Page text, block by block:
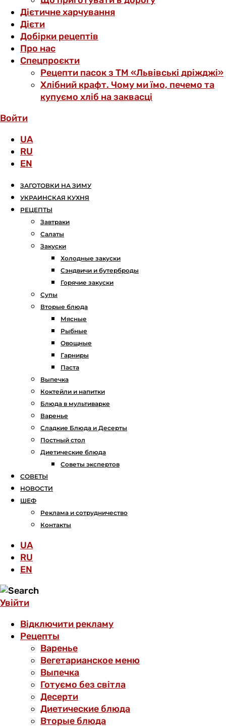
Дієтичне харчування
Дієти
Добірки рецептів
Про нас
Спецпроєкти
Рецепти пасок з ТМ «Львівські дріжджі»
Хлібний крафт. Чому ми їмо, печемо та
купуємо хліб на заквасці
Войти
UA
RU
EN
ЗАГОТОВКИ НА ЗИМУ
УКРАИНСКАЯ КУХНЯ
РЕЦЕПТЫ
Завтраки
Салаты
Закуски
Холодные закуски
Сэндвичи и бутерброды
Горячие закуски
Супы
Вторые блюда
Мясные
Рыбные
Овощные
Гарниры
Паста
Выпечка
Коктейли и напитки
Блюда в мультиварке
Варенье
Сладкие Блюда и Десерты
Постный стол
Диетические блюда
Советы экспертов
СОВЕТЫ
НОВОСТИ
ШЕФ
Реклама и сотрудничество
Контакты
UA
RU
EN
Увійти
Відключити рекламу
Рецепты
Варенье
Вегетарианское меню
Выпечка
Готуємо без світла
Десерти
Диетические блюда
Вторые блюда